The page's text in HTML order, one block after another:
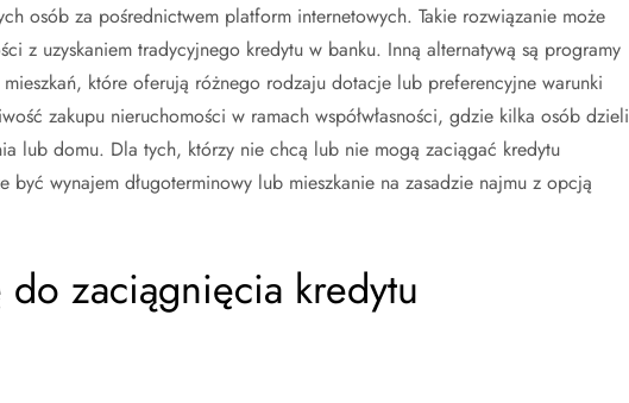
osób za pośrednictwem platform internetowych. Takie rozwiązanie może
z uzyskaniem tradycyjnego kredytu w banku. Inną alternatywą są programy
które oferują różnego rodzaju dotacje lub preferencyjne warunki
zakupu nieruchomości w ramach współwłasności, gdzie kilka osób dzieli
lub domu. Dla tych, którzy nie chcą lub nie mogą zaciągać kredytu
wynajem długoterminowy lub mieszkanie na zasadzie najmu z opcją
do zaciągnięcia kredytu